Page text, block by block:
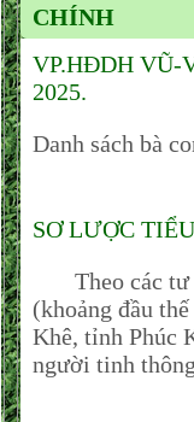
CHÍNH
VP.HĐDH VŨ-
2025.
Danh sách bà
SƠ LƯỢC
Theo các tư
(khoảng đầu
Khê, tỉnh Phúc
người tinh